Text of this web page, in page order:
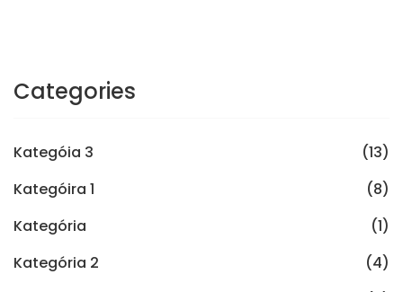
Categories
Kategóia 3
(13)
Kategóira 1
(8)
Kategória
(1)
Kategória 2
(4)